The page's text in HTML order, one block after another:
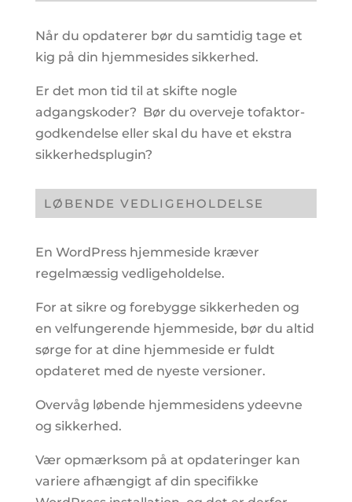
Når du opdaterer bør du samtidig tage et
kig på din hjemmesides sikkerhed.
Er det mon tid til at skifte nogle
adgangskoder? Bør du overveje tofaktor-
godkendelse eller skal du have et ekstra
sikkerhedsplugin?
LØBENDE VEDLIGEHOLDELSE
En WordPress hjemmeside kræver
regelmæssig vedligeholdelse.
For at sikre og forebygge sikkerheden og
en velfungerende hjemmeside, bør du altid
sørge for at dine hjemmeside er fuldt
opdateret med de nyeste versioner.
Overvåg løbende hjemmesidens ydeevne
og sikkerhed.
Vær opmærksom på at opdateringer kan
variere afhængigt af din specifikke